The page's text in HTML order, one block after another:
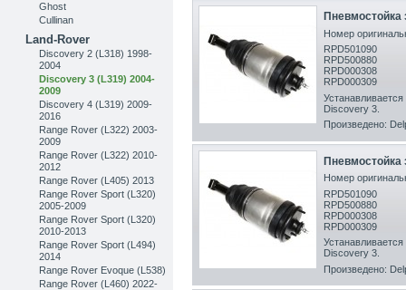
Ghost
Cullinan
Land-Rover
Discovery 2 (L318) 1998-
2004
Discovery 3 (L319) 2004-
2009
Discovery 4 (L319) 2009-
2016
Range Rover (L322) 2003-
2009
Range Rover (L322) 2010-
2012
Range Rover (L405) 2013
Range Rover Sport (L320)
2005-2009
Range Rover Sport (L320)
2010-2013
Range Rover Sport (L494)
2014
Range Rover Evoque (L538)
Range Rover (L460) 2022-
Пневмостойка
Номер
RPD501090
RPD500880
RPD000308
RPD000309
Discovery 3 .
Произведено:
Пневмостойка
Номер
RPD501090
RPD500880
RPD000308
RPD000309
Discovery 3 .
Произведено: